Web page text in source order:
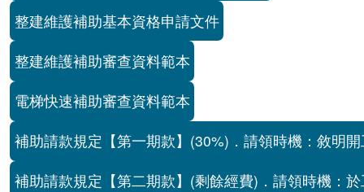
整建維護補助基本資格申請文件
整建維護補助審查資料範本
電梯快速補助審查資料範本
補助請款規定【第一期款】(30%)．請領時機：敘明
補助請款規定【第二期款】(剩餘經費)．請領時機：